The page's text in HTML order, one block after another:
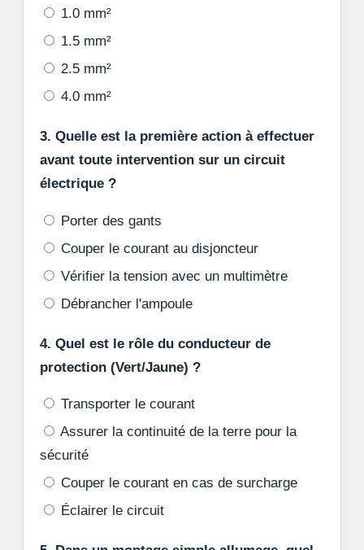
1.0 mm²
1.5 mm²
2.5 mm²
4.0 mm²
3. Quelle est la première action à effectuer
avant toute intervention sur un circuit
électrique ?
Porter des gants
Couper le courant au disjoncteur
Vérifier la tension avec un multimètre
Débrancher l'ampoule
4. Quel est le rôle du conducteur de
protection (Vert/Jaune) ?
Transporter le courant
Assurer la continuité de la terre pour la
sécurité
Couper le courant en cas de surcharge
Éclairer le circuit